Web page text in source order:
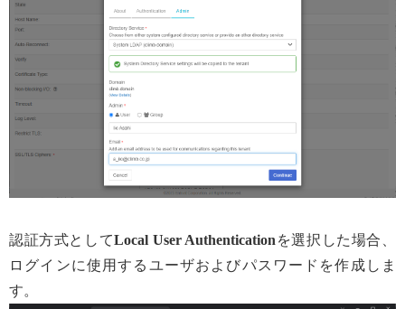
認証方式としてLocal User Authentication を選択した場合、
ログインに使用するユーザおよびパスワードを作成しま
す。